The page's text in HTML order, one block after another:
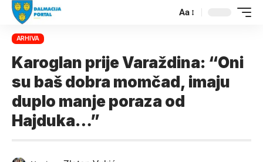
Aa
ARHIVA
Karoglan prije Varaždina: “Oni
su baš dobra momčad, imaju
duplo manje poraza od
Hajduka…”